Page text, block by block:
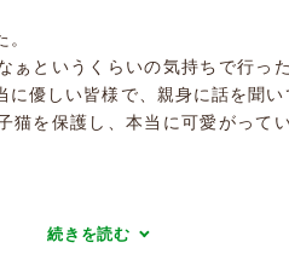
ぁというくらいの気持ちで行っ
優しい皆様で、親身に話を聞い
猫を保護し、本当に可愛がって
続きを読む